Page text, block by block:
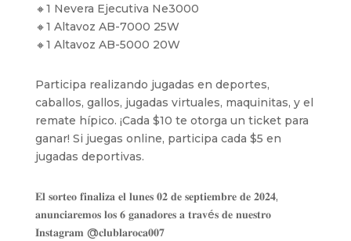
🔸1 Nevera Ejecutiva Ne3000
🔸1 Altavoz AB-7000 25W
🔸1 Altavoz AB-5000 20W
Participa realizando jugadas en deportes,
caballos, gallos, jugadas virtuales, maquinitas, y el
remate hípico. ¡Cada $10 te otorga un ticket para
ganar! Si juegas online, participa cada $5 en
jugadas deportivas.
𝐄𝐥 𝐬𝐨𝐫𝐭𝐞𝐨 𝐟𝐢𝐧𝐚𝐥𝐢𝐳𝐚 𝐞𝐥 𝐥𝐮𝐧𝐞𝐬 𝟎𝟐 𝐝𝐞 𝐬𝐞𝐩𝐭𝐢𝐞𝐦𝐛𝐫𝐞 𝐝𝐞 𝟐𝟎𝟐𝟒,
𝐚𝐧𝐮𝐧𝐜𝐢𝐚𝐫𝐞𝐦𝐨𝐬 𝐥𝐨𝐬 𝟔 𝐠𝐚𝐧𝐚𝐝𝐨𝐫𝐞𝐬 𝐚 𝐭𝐫𝐚𝐯é𝐬 𝐝𝐞 𝐧𝐮𝐞𝐬𝐭𝐫𝐨
𝐈𝐧𝐬𝐭𝐚𝐠𝐫𝐚𝐦 @‌𝐜𝐥𝐮𝐛𝐥𝐚𝐫𝐨𝐜𝐚𝟎𝟎𝟕